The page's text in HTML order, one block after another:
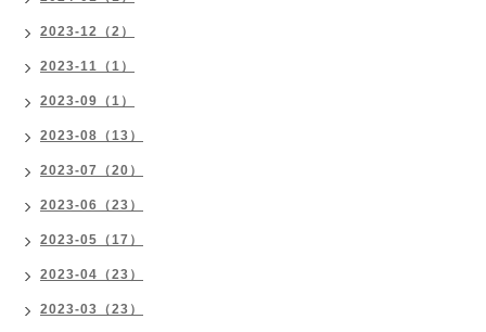
2023-12（2）
2023-11（1）
2023-09（1）
2023-08（13）
2023-07（20）
2023-06（23）
2023-05（17）
2023-04（23）
2023-03（23）